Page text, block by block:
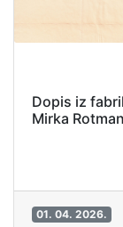
Dopis iz
Mirka
01. 04. 2026.